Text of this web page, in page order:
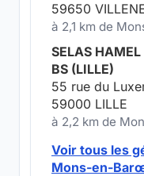
59650
à 2,1 km de
SELAS
BS (LILLE)
55 rue du
59000 LILLE
à 2,2 km de
Voir tous les
Mons-en-